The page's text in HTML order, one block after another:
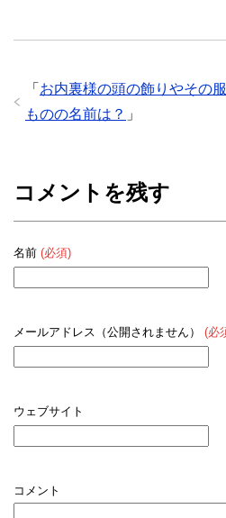
「 お内裏様の頭の飾りやその
ものの名前は？ 」
コメントを残す
名前 (必須)
メールアドレス（公開されません） (必
ウェブサイト
コメント